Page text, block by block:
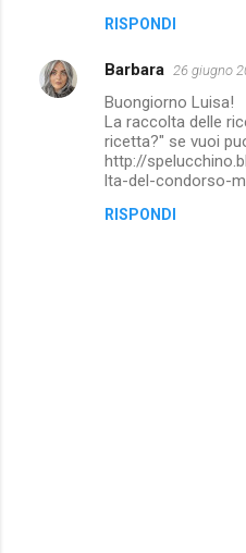
RISPONDI
Barbara 26 giugno
Buongiorno Luisa!
La raccolta delle
ricetta?" se vuoi
http://
lta-del-condorso-
RISPONDI